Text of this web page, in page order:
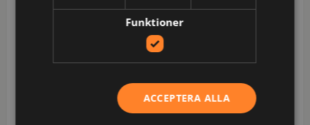
Funktioner
ACCEPTERA ALLA